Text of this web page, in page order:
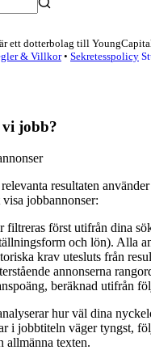
ett dotterbolag till
& Villkor• Sekretesspolicy
jobb?
resultaten
jobbannonser:
filtreras först utifrån dina
och lön). Alla
krav utesluts från
annonserna
beräknad utifrån
hur väl dina
i jobbtiteln väger tyngst,
allmänna texten.